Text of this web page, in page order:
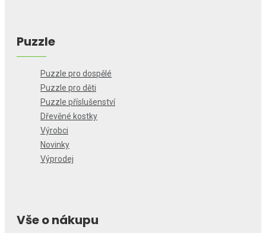
Puzzle
Puzzle pro dospělé
Puzzle pro děti
Puzzle příslušenství
Dřevěné kostky
Výrobci
Novinky
Výprodej
Vše o nákupu